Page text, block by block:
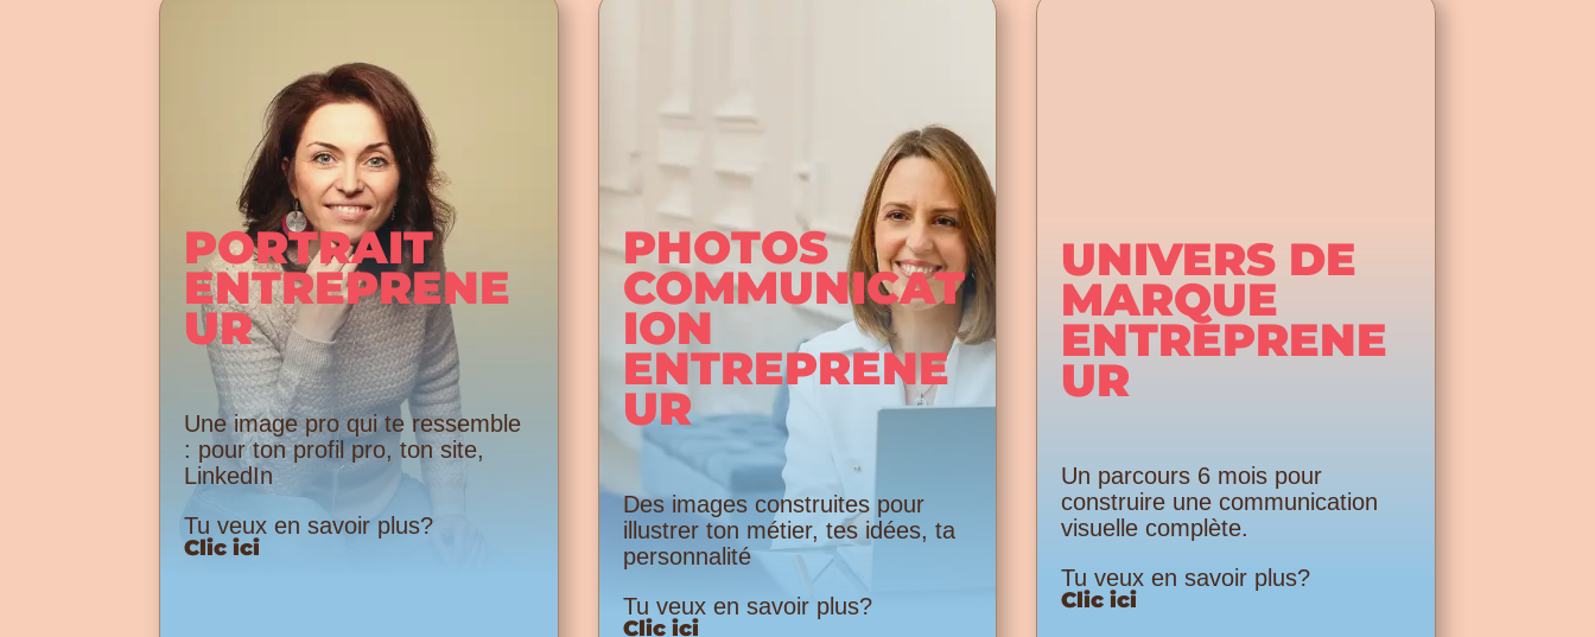
PORTRAIT
ENTREPRENE
UR
Une image pro qui te ressemble
: pour ton profil pro, ton site,
LinkedIn
Tu veux en savoir plus?
Clic ici
PHOTOS
COMMUNICAT
ION
ENTREPRENE
UR
Des images construites pour
illustrer ton métier, tes idées, ta
personnalité
Tu veux en savoir plus?
Clic ici
UNIVERS DE
MARQUE
ENTREPRENE
UR
Un parcours 6 mois pour
construire une communication
visuelle complète.
Tu veux en savoir plus?
Clic ici